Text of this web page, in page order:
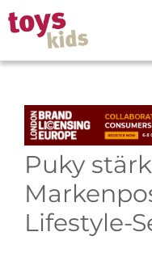
Zum
Inhalt
springen
Puky
Lifestyle-